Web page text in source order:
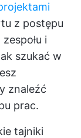
z postępu
i
szukać w
znaleźć
prac.
tajniki